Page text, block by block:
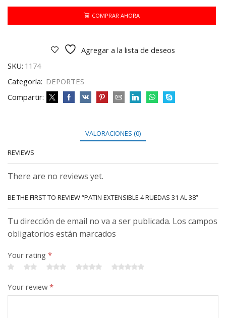
RUEDAS
AL
COMPRAR AHORA
Agregar a la lista de deseos
SKU: 1174
Categoría: DEPORTES
Compartir:
VALORACIONES (0)
REVIEWS
There are no reviews yet.
BE THE FIRST TO REVIEW “PATIN EXTENSIBLE 4 RUEDAS 31 AL 38”
Tu dirección de email no va a ser publicada. Los campos
obligatorios están marcados
Your rating *
Your review*